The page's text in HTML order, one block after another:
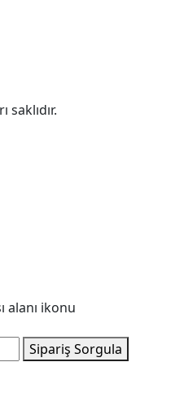
saklıdır.
Sipariş Sorgula